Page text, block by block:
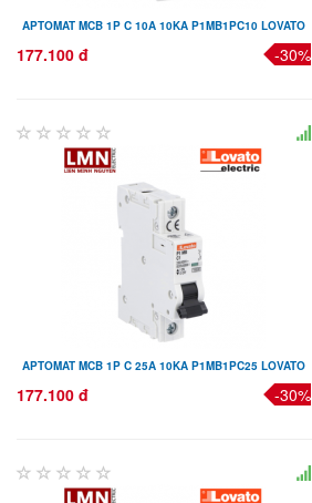
APTOMAT MCB 1P C 10A 10KA P1MB1PC10 LOVATO
177.100 đ -30%
APTOMAT MCB 1P C 25A 10KA P1MB1PC25 LOVATO
177.100 đ -30%